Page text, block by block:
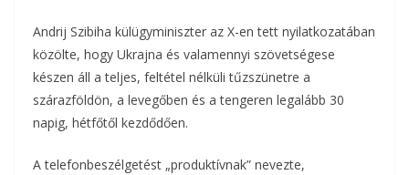
Andrij Szibiha külügyminiszter az X-en tett nyilatkozatában
közölte, hogy Ukrajna és valamennyi szövetségese
készen áll a teljes, feltétel nélküli tűzszünetre a
szárazföldön, a levegőben és a tengeren legalább 30
napig, hétfőtől kezdődően.
A telefonbeszélgetést „produktívnak” nevezte,